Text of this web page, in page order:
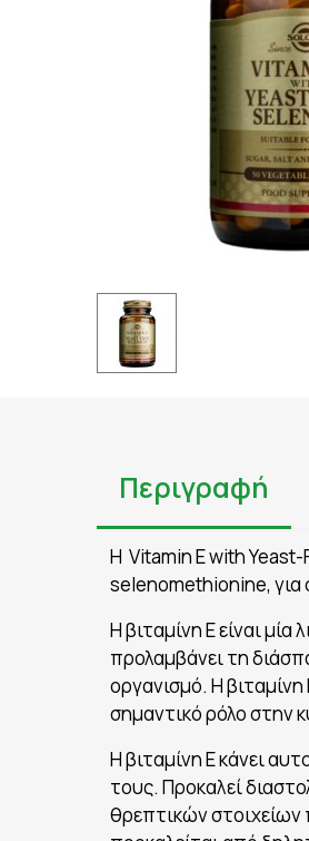
Περιγραφή
Η Vitamin E with
selenomethionine, για
Η βιταμίνη Ε είναι
προλαμβάνει τη
οργανισμό. Η
σημαντικό ρόλο στην
Η βιταμίνη Ε κάνει
τους. Προκαλεί
θρεπτικών